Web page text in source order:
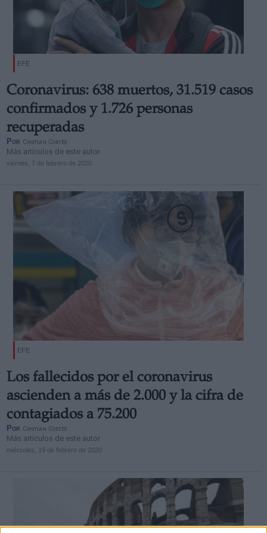
EFE
Coronavirus: 638 muertos, 31.519 casos
confirmados y 1.726 personas
recuperadas
Por Cristian Cortés
Más artículos de este autor
viernes, 7 de febrero de 2020
EFE
Los fallecidos por el coronavirus
ascienden a más de 2.000 y la cifra de
contagiados a 75.200
Por Cristian Cortés
Más artículos de este autor
miércoles, 19 de febrero de 2020